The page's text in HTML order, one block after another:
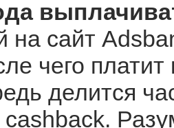
на сайт
чего
делится
cashback.